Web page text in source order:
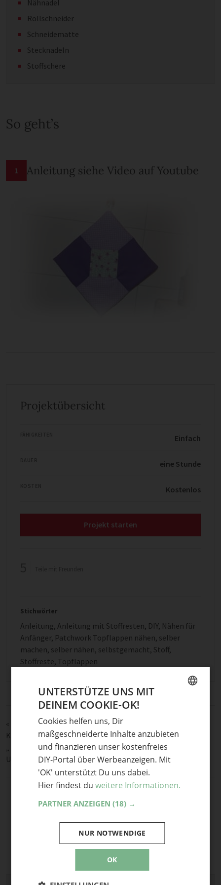
Nähnadel
Rollschneider
Schneidematte
Stecknadeln
Stoffschere
So geht’s
1 Anleitung siehe Video auf Youtube
Projektübersicht
Einfach
eine Stunde
Kostenlos
Projekt starten
Stichwörter
Anleitung, Anleitung mit Stoffresten, DIY, Nähen für
Anfänger, Patchwork Topflappen nähen, selber
machen, selber nähen, selbstgemacht, Stoff,
Stoffreste, Topflappen
«
Upcycling Nähidee Jeanstasche aus alten Jeans und altem
Kleiderstoff genäht, preiswert und schön !
„ HIMMLISCHER KÄSEKUCHEN VOM BLECH MIT HIMBEEREN
UND BAISER!“»
UNTERSTÜTZE UNS MIT
DEINEM COOKIE-OK!
Cookies helfen uns, Dir
maßgeschneiderte Inhalte anzubieten
und finanzieren unser kostenfreies
DIY-Portal über Werbeanzeigen. Mit
'OK' unterstützt Du uns dabei.
Hier findest du weitere Informationen.
PARTNER ANZEIGEN (18) →
OK
NUR NOTWENDIGE